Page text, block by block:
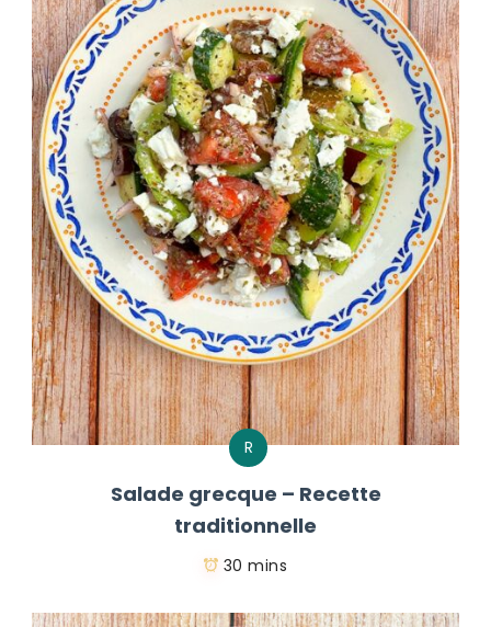
R
Salade grecque – Recette
traditionnelle
30 mins